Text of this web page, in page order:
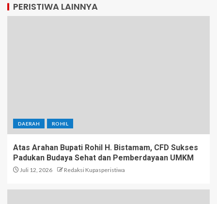
PERISTIWA LAINNYA
DAERAH ROHIL
Atas Arahan Bupati Rohil H. Bistamam, CFD Sukses
Padukan Budaya Sehat dan Pemberdayaan UMKM
Juli 12, 2026 Redaksi Kupasperistiwa